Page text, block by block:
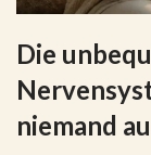
Die
niemand